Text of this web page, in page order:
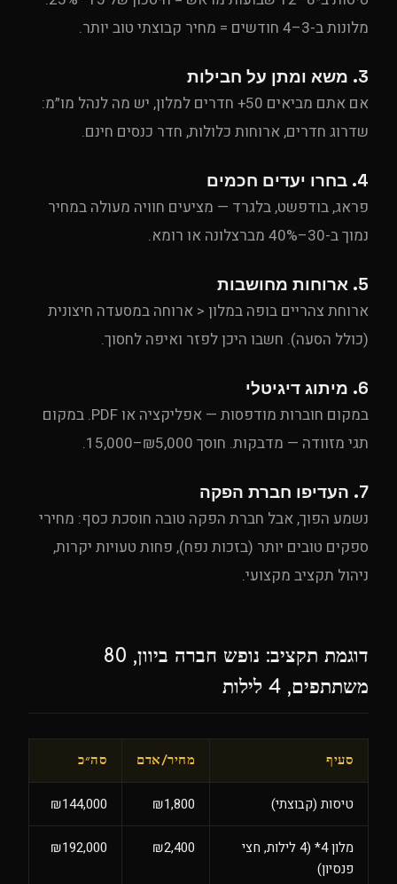
מלונות ב-3–4 חודשים = מחיר קבוצתי טוב יותר.
3. משא ומתן על חבילות
אם אתם מביאים 50+ חדרים למלון, יש מה לנהל מו״מ:
שדרוג חדרים, ארוחות כלולות, חדר כנסים חינם.
4. בחרו יעדים חכמים
פראג, בודפשט, בלגרד — מציעים חוויה מעולה במחיר
נמוך ב-30–40% מברצלונה או רומא.
5. ארוחות מחושבות
ארוחת צהריים בופה במלון < ארוחה במסעדה חיצונית
(כולל הסעה). חשבו היכן לפזר ואיפה לחסוך.
6. מיתוג דיגיטלי
במקום חוברות מודפסות — אפליקציה או PDF. במקום
תגי מזוודה — מדבקות. חוסך ₪5,000–15,000.
7. העדיפו חברת הפקה
נשמע הפוך, אבל חברת הפקה טובה חוסכת כסף: מחירי
ספקים טובים יותר (בזכות נפח), פחות טעויות יקרות,
ניהול תקציב מקצועי.
דוגמת תקציב: נופש חברה ביוון, 80
משתתפים, 4 לילות
סעיף מחיר/אדם סה״כ
טיסות (קבוצתי) ₪1,800
₪144,000
מלון 4* (4 לילות, חצי
פנסיון)
₪2,400
₪192,000